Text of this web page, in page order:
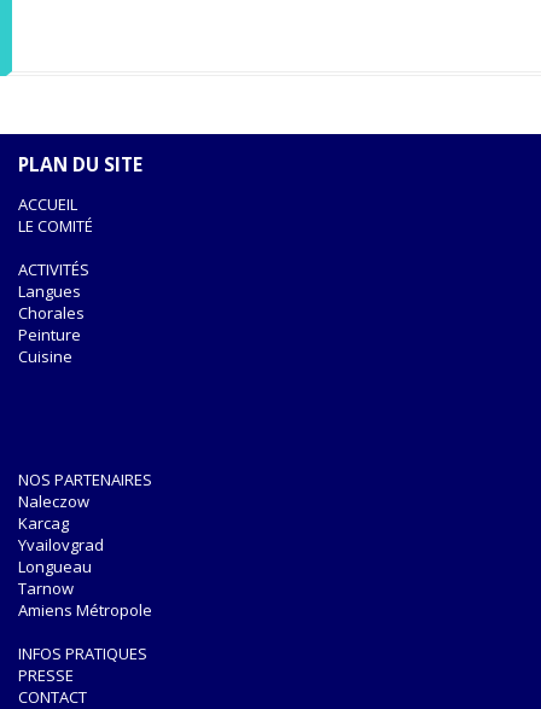
PLAN DU SITE
ACCUEIL
LE COMITÉ
ACTIVITÉS
Langues
Chorales
Peinture
Cuisine
NOS PARTENAIRES
Naleczow
Karcag
Yvailovgrad
Longueau
Tarnow
Amiens Métropole
INFOS PRATIQUES
PRESSE
CONTACT